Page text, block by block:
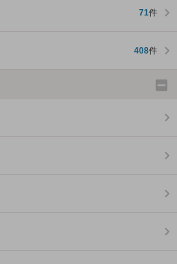
71件
408件